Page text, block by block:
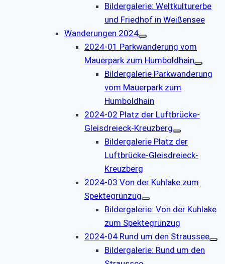
Bildergalerie: Weltkulturerbe
und Friedhof in Weißensee
Wanderungen 2024
2024-01 Parkwanderung vom
Mauerpark zum Humboldhain
Bildergalerie Parkwanderung
vom Mauerpark zum
Humboldhain
2024-02 Platz der Luftbrücke-
Gleisdreieck-Kreuzberg
Bildergalerie Platz der
Luftbrücke-Gleisdreieck-
Kreuzberg
2024-03 Von der Kuhlake zum
Spektegrünzug
Bildergalerie: Von der Kuhlake
zum Spektegrünzug
2024-04 Rund um den Straussee
Bildergalerie: Rund um den